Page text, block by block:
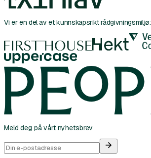
Vi er en del av et kunnskapsrikt rådgivningsmiljø:
Meld deg på vårt nyhetsbrev